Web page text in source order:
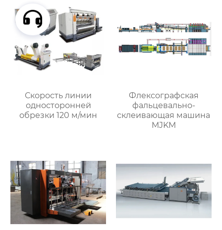
Скорость линии
односторонней
обрезки 120 м/мин
Флексографская
фальцевально-
склеивающая машина
MJKM